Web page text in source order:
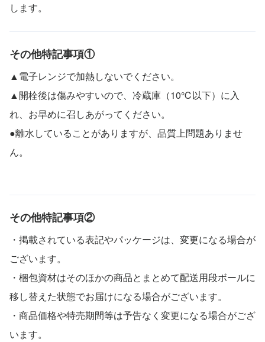
します。
その他特記事項①
▲電子レンジで加熱しないでください。
▲開栓後は傷みやすいので、冷蔵庫（10℃以下）に入
れ、お早めに召しあがってください。
●離水していることがありますが、品質上問題ありませ
ん。
その他特記事項②
・掲載されている表記やパッケージは、変更になる場合が
ございます。
・梱包資材はそのほかの商品とまとめて配送用段ボールに
移し替えた状態でお届けになる場合がございます。
・商品価格や特売期間等は予告なく変更になる場合がござ
います。